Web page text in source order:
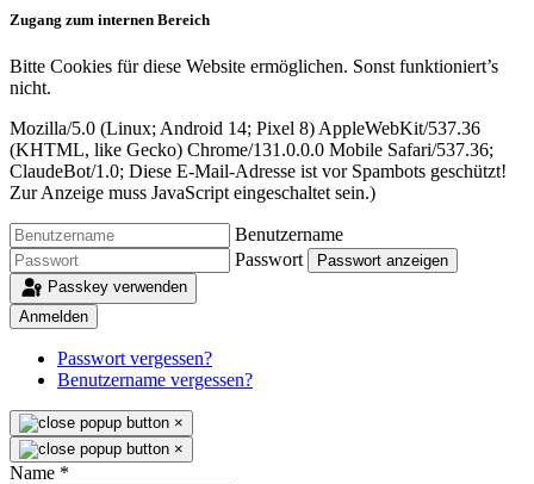
Zugang zum internen Bereich
Bitte Cookies für diese Website ermöglichen. Sonst funktioniert’s
nicht.
Mozilla/5.0 (Linux; Android 14; Pixel 8) AppleWebKit/537.36
(KHTML, like Gecko) Chrome/131.0.0.0 Mobile Safari/537.36;
ClaudeBot/1.0; Diese E-Mail-Adresse ist vor Spambots geschützt!
Zur Anzeige muss JavaScript eingeschaltet sein.)
Benutzername
Passwort
Passwort anzeigen
Passkey verwenden
Anmelden
Passwort vergessen?
Benutzername vergessen?
×
×
Name *